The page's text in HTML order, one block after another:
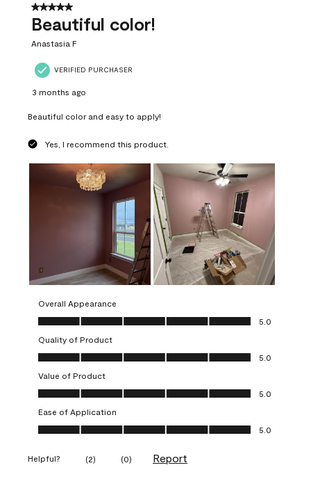
5 out of 5 stars.
Beautiful color!
Anastasia F
VERIFIED PURCHASER
3 months ago
Beautiful color and easy to apply!
Yes, I recommend this product.
Overall Appearance
Overall Appearance, 5.0 out of 5
5.0
Quality of Product
Quality of Product, 5.0 out of 5
5.0
Value of Product
Value of Product, 5.0 out of 5
5.0
Ease of Application
Ease of Application, 5.0 out of 5
5.0
Helpful? (2) (0) Report